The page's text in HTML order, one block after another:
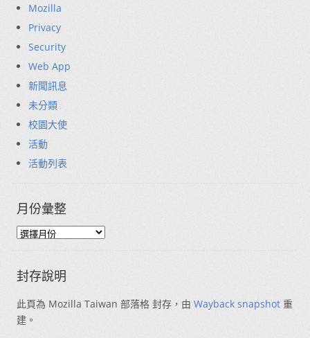
Mozilla
Privacy
Security
Web App
新聞訊息
未分類
校園大使
活動
活動列表
月份彙整
封存說明
此頁為 Mozilla Taiwan 部落格 封存，由 Wayback snapshot 重
建。